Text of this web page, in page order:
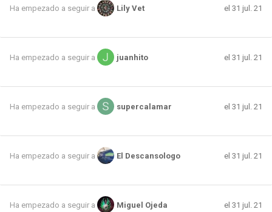
Ha empezado a seguir a Lily Vet el 31 jul. 21
Ha empezado a seguir a juanhito el 31 jul. 21
Ha empezado a seguir a supercalamar el 31 jul. 21
Ha empezado a seguir a El Descansologo el 31 jul. 21
Ha empezado a seguir a Miguel Ojeda el 31 jul. 21